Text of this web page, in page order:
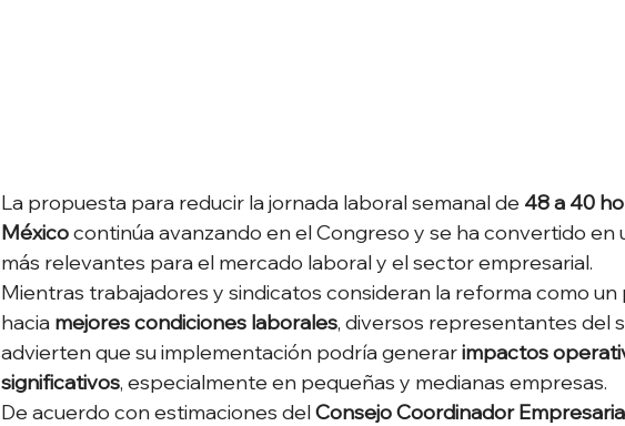
La propuesta para reducir la jornada laboral semanal de 48 a 40
México continúa avanzando en el Congreso y se ha convertido en
más relevantes para el mercado laboral y el sector empresarial.
Mientras trabajadores y sindicatos consideran la reforma como
hacia mejores condiciones laborales, diversos representantes del
advierten que su implementación podría generar impactos
significativos, especialmente en pequeñas y medianas empresas.
De acuerdo con estimaciones del Consejo Coordinador